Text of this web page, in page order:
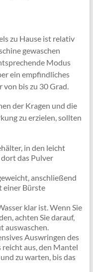
zu Hause ist relativ
gewaschen
Modus
ein empfindliches
bis zu 30 Grad.
der Kragen und die
zu erzielen, sollten
in den leicht
das Pulver
anschließend
einer Bürste
klar ist. Wenn Sie
achten Sie darauf,
auswaschen.
Auswringen des
aus, den Mantel
zu warten, bis das